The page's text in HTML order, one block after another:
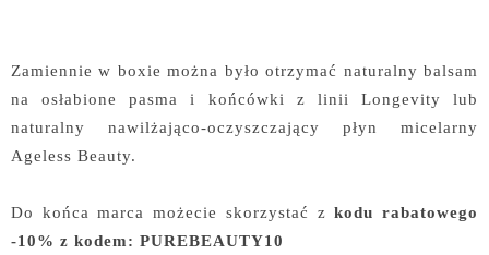
Zamiennie w boxie można było otrzymać naturalny balsam
na osłabione pasma i końcówki z linii Longevity lub
naturalny nawilżająco-oczyszczający płyn micelarny
Ageless Beauty.
Do końca marca możecie skorzystać zkodu rabatowego
-10% z kodem: PUREBEAUTY10